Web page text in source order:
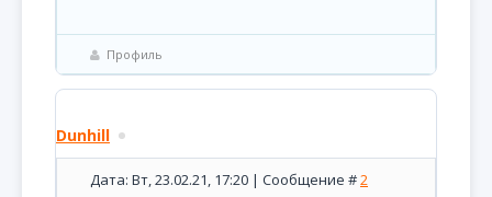
Профиль
Dunhill
Дата: Вт, 23.02.21, 17:20 | Сообщение #2